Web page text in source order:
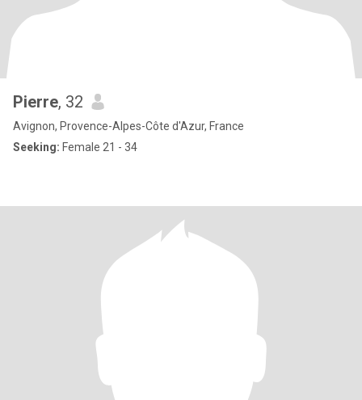
Pierre, 32
Avignon, Provence-Alpes-Côte d'Azur, France
Seeking: Female 21 - 34